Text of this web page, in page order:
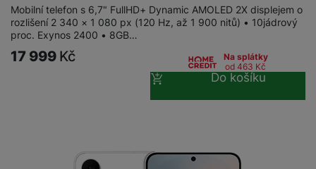
Mobilní telefon s 6,7" FullHD+ Dynamic AMOLED 2X displejem o
rozlišení 2 340 × 1 080 px (120 Hz, až 1 900 nitů) • 10jádrový
proc. Exynos 2400 • 8GB…
17 999 Kč
Na splátky
od 463 Kč
Do košíku